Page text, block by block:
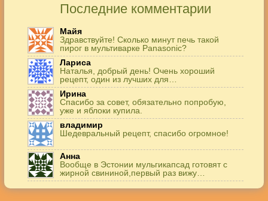
Последние комментарии
Майя
Здравствуйте! Сколько минут печь такой
пирог в мультиварке Panasonic?
Лариса
Наталья, добрый день! Очень хороший
рецепт, один из лучших для…
Ирина
Спасибо за совет, обязательно попробую,
уже и яблоки купила.
владимир
Шедевральный рецепт, спасибо огромное!
Анна
Вообще в Эстонии мульгикапсад готовят с
жирной свининой,первый раз вижу…
Игорь